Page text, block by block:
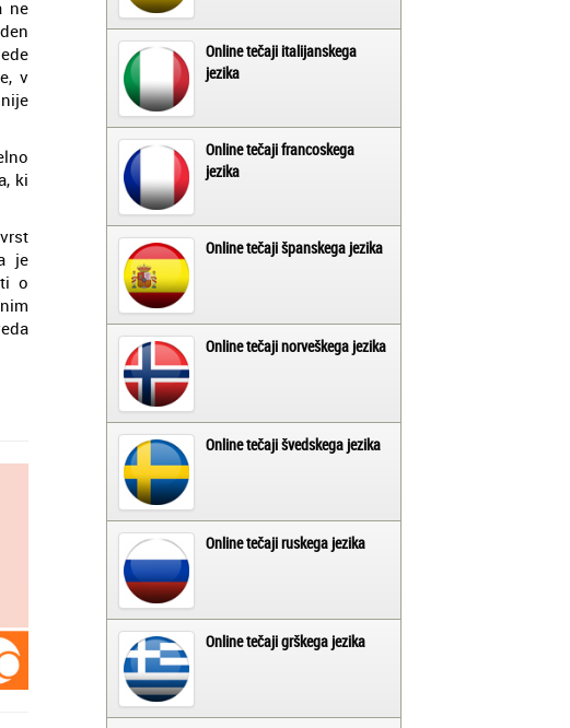
ne
v
ki
je
o
Online tečaji italijanskega
jezika
Online tečaji francoskega
jezika
Online tečaji španskega jezika
Online tečaji norveškega jezika
Online tečaji švedskega jezika
Online tečaji ruskega jezika
Online tečaji grškega jezika